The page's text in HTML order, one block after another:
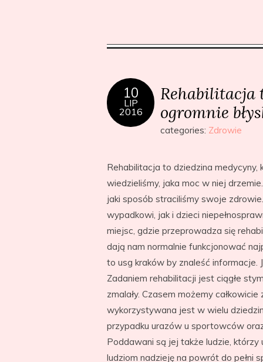
10
LIP
2016
Rehabilitacja
ogromnie
categories: Zdrowie
Rehabilitacja to dziedzina
wiedzieliśmy, jaka moc w niej
jaki sposób straciliśmy swoje
wypadkowi, jak i dzieci
miejsc, gdzie przeprowadza się
dają nam normalnie funkcjonować
to usg kraków by znaleść informacje.
Zadaniem rehabilitacji jest ciągłe
zmalały. Czasem możemy
wykorzystywana jest w wielu
przypadku urazów u sportowców
Poddawani są jej także ludzie,
ludziom nadzieję na powrót do pełni